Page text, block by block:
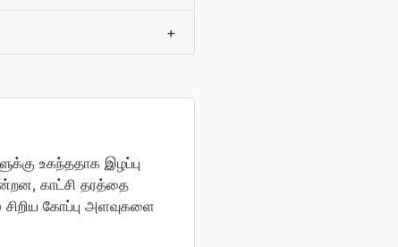
+
உகந்ததாக இழப்பு
காட்சி தரத்தை
கோப்பு அளவுகளை